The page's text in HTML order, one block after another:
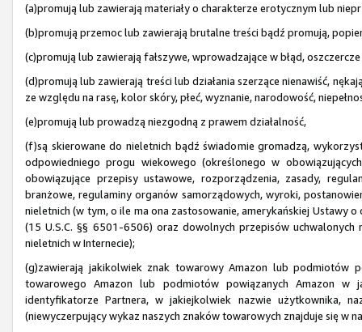
(a)promują lub zawierają materiały o charakterze erotycznym lub
(b)promują przemoc lub zawierają brutalne treści bądź promują,
(c)promują lub zawierają fałszywe, wprowadzające w błąd,
(d)promują lub zawierają treści lub działania szerzące nienawiść,
ze względu na rasę, kolor skóry, płeć, wyznanie, narodowość,
(e)promują lub prowadzą niezgodną z prawem działalność,
(f)są skierowane do nieletnich bądź świadomie gromadzą,
odpowiedniego progu wiekowego (określonego w
obowiązujące przepisy ustawowe, rozporządzenia, zasady,
branżowe, regulaminy organów samorządowych, wyroki,
nieletnich (w tym, o ile ma ona zastosowanie, amerykańskiej Ustawy
(15 U.S.C. §§ 6501-6506) oraz dowolnych przepisów
nieletnich w Internecie);
(g)zawierają jakikolwiek znak towarowy Amazon lub podmiotów
towarowego Amazon lub podmiotów powiązanych Amazon w
identyfikatorze Partnera, w jakiejkolwiek nazwie użytkownika,
(niewyczerpujący wykaz naszych znaków towarowych znajduje się w